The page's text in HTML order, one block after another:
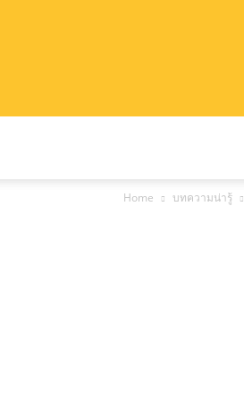
Home บทความน่ารู้